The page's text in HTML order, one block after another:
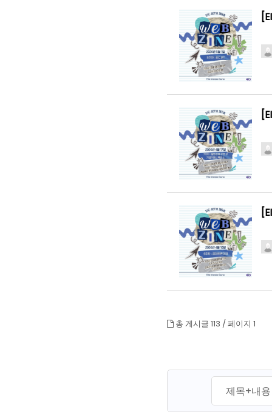
총 게시글 113 /페이지 1